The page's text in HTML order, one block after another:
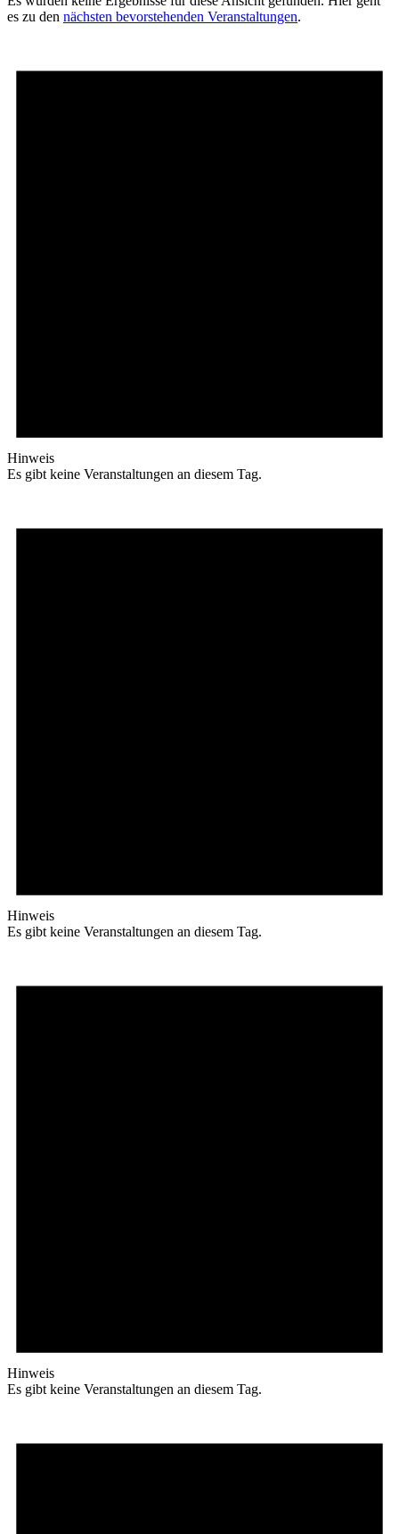
es zu den nächsten bevorstehenden Veranstaltungen.
Hinweis
Es gibt keine Veranstaltungen an diesem Tag.
Hinweis
Es gibt keine Veranstaltungen an diesem Tag.
Hinweis
Es gibt keine Veranstaltungen an diesem Tag.